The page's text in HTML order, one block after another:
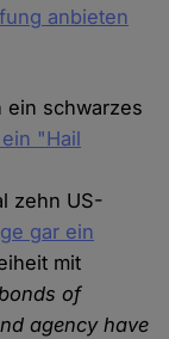
anbieten
ein schwarzes
"Hail
zehn US-
gar ein
mit
of
agency have